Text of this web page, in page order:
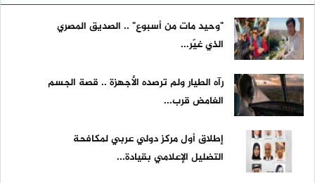
"وحيد مات من أسبوع" .. الصديق المصري
الذي غيّر...
رآه الطيار ولم ترصده الأجهزة .. قصة الجسم
الغامض قرب...
إطلاق أول مركز دولي عربي لمكافحة
التضليل الإعلامي بقيادة...